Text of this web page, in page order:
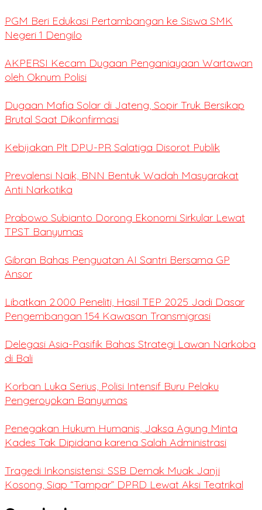
PGM Beri Edukasi Pertambangan ke Siswa SMK
Negeri 1 Dengilo
AKPERSI Kecam Dugaan Penganiayaan Wartawan
oleh Oknum Polisi
Dugaan Mafia Solar di Jateng, Sopir Truk Bersikap
Brutal Saat Dikonfirmasi
Kebijakan Plt DPU-PR Salatiga Disorot Publik
Prevalensi Naik, BNN Bentuk Wadah Masyarakat
Anti Narkotika
Prabowo Subianto Dorong Ekonomi Sirkular Lewat
TPST Banyumas
Gibran Bahas Penguatan AI Santri Bersama GP
Ansor
Libatkan 2.000 Peneliti, Hasil TEP 2025 Jadi Dasar
Pengembangan 154 Kawasan Transmigrasi
Delegasi Asia-Pasifik Bahas Strategi Lawan Narkoba
di Bali
Korban Luka Serius, Polisi Intensif Buru Pelaku
Pengeroyokan Banyumas
Penegakan Hukum Humanis, Jaksa Agung Minta
Kades Tak Dipidana karena Salah Administrasi
Tragedi Inkonsistensi: SSB Demak Muak Janji
Kosong, Siap “Tampar” DPRD Lewat Aksi Teatrikal